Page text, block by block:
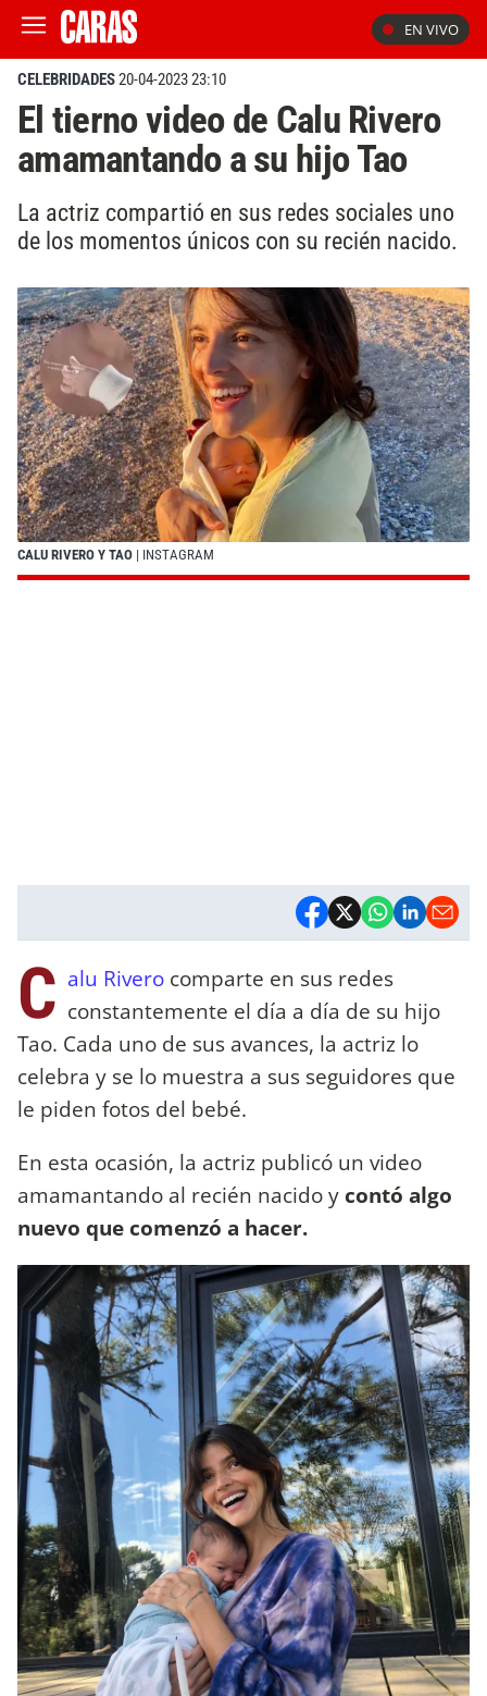
EN VIVO
CELEBRIDADES20-04-2023 23:10
El tierno video de Calu Rivero
amamantando a su hijo Tao
La actriz compartió en sus redes sociales uno
de los momentos únicos con su recién nacido.
CALU RIVERO Y TAO | INSTAGRAM
C alu Rivero comparte en sus redes
constantemente el día a día de su hijo
Tao. Cada uno de sus avances, la actriz lo
celebra y se lo muestra a sus seguidores que
le piden fotos del bebé.
En esta ocasión, la actriz publicó un video
amamantando al recién nacido y contó algo
nuevo que comenzó a hacer.